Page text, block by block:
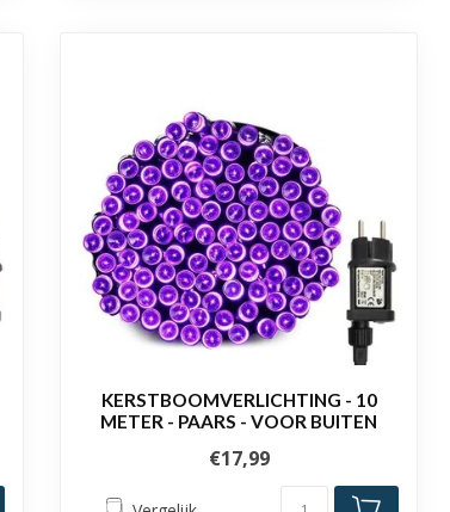
KERSTBOOMVERLICHTING - 10
METER - PAARS - VOOR BUITEN
€17,99